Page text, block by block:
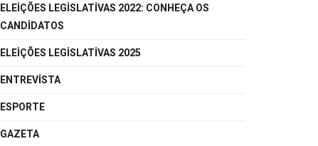
ELEIÇÕES LEGISLATIVAS 2022: CONHEÇA OS
CANDIDATOS
ELEIÇÕES LEGISLATIVAS 2025
ENTREVISTA
ESPORTE
GAZETA